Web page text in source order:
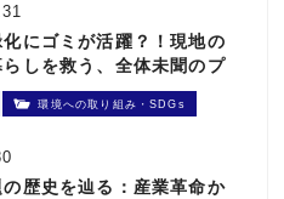
にゴミが活躍？！現地の
らしを救う、全体未聞のプ
トとは
環境への取り組み・SDGs
歴史を辿る：産業革命か